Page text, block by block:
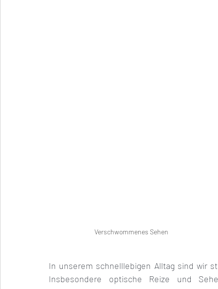
Verschwommenes Sehen
In unserem schnelllebigen Alltag sind wir
Insbesondere optische Reize und